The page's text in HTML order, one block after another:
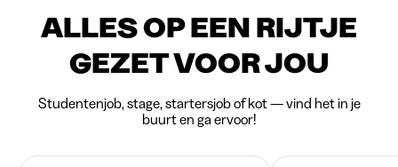
ALLES OP EEN RIJTJE
GEZET VOOR JOU
Studentenjob, stage, startersjob of kot — vind het in je
buurt en ga ervoor!